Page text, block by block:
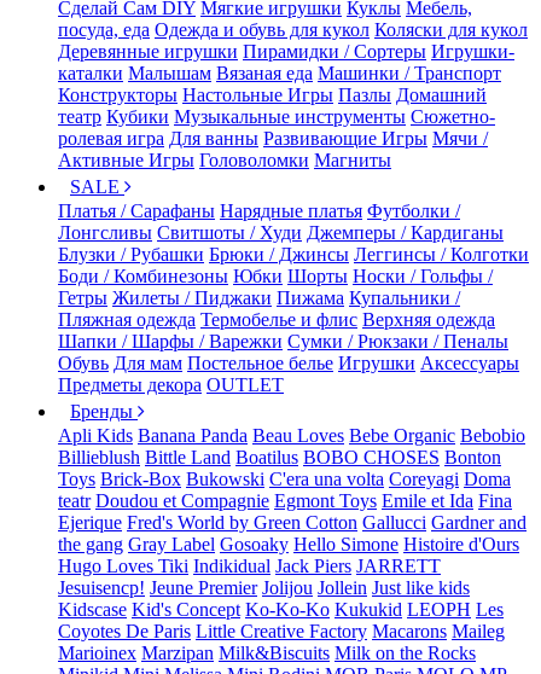
Сделай Сам DIY Мягкие игрушки Куклы Мебель,
посуда, еда Одежда и обувь для кукол Коляски для кукол
Деревянные игрушки Пирамидки / Сортеры Игрушки-
каталки Малышам Вязаная еда Машинки / Транспорт
Конструкторы Настольные Игры Пазлы Домашний
театр Кубики Музыкальные инструменты Сюжетно-
ролевая игра Для ванны Развивающие Игры Мячи /
Активные Игры Головоломки Магниты
SALE
Платья / Сарафаны Нарядные платья Футболки /
Лонгсливы Свитшоты / Худи Джемперы / Кардиганы
Блузки / Рубашки Брюки / Джинсы Леггинсы / Колготки
Боди / Комбинезоны Юбки Шорты Носки / Гольфы /
Гетры Жилеты / Пиджаки Пижама Купальники /
Пляжная одежда Термобелье и флис Верхняя одежда
Шапки / Шарфы / Варежки Сумки / Рюкзаки / Пеналы
Обувь Для мам Постельное белье Игрушки Аксессуары
Предметы декора OUTLET
Бренды
Apli Kids Banana Panda Beau Loves Bebe Organic Bebobio
Billieblush Bittle Land Boatilus BOBO CHOSES Bonton
Toys Brick-Box Bukowski C'era una volta Coreyagi Doma
teatr Doudou et Compagnie Egmont Toys Emile et Ida Fina
Ejerique Fred's World by Green Cotton Gallucci Gardner and
the gang Gray Label Gosoaky Hello Simone Histoire d'Ours
Hugo Loves Tiki Indikidual Jack Piers JARRETT
Jesuisencp! Jeune Premier Jolijou Jollein Just like kids
Kidscase Kid's Concept Ko-Ko-Ko Kukukid LEOPH Les
Coyotes De Paris Little Creative Factory Macarons Maileg
Marioinex Marzipan Milk&Biscuits Milk on the Rocks